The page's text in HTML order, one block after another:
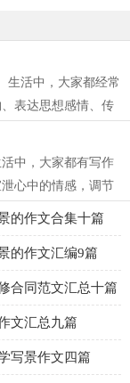
生活中，大家都经常
表达思想感情、传
中，大家都有写作
心中的情感，调节
的作文合集十篇
的作文汇编9篇
合同范文汇总十篇
文汇总九篇
写景作文四篇